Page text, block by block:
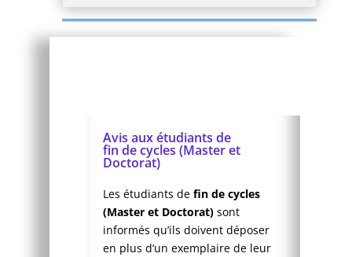
Avis aux étudiants de
fin de cycles (Master et
Doctorat)
Les étudiants de fin de cycles
(Master et Doctorat)sont
informés qu’ils doivent déposer
en plus d’un exemplaire de leur